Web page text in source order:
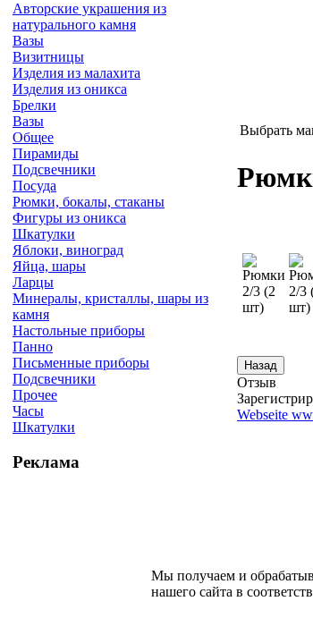
Авторские украшения из
натурального камня
Вазы
Визитницы
Изделия из малахита
Изделия из оникса
Брелки
Вазы
Общее
Пирамиды
Подсвечники
Посуда
Рюмки, бокалы, стаканы
Фигуры из оникса
Шкатулки
Яблоки, виноград
Яйца, шары
Ларцы
Минералы, кристаллы, шары из
камня
Настольные приборы
Панно
Письменные приборы
Подсвечники
Прочее
Часы
Шкатулки
Реклама
Выбрать
Отзыв
Webseite
Мы получаем и
нашего сайта в